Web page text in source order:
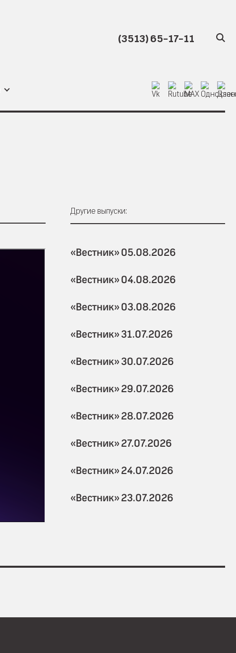
(3513) 65-17-11
Другие выпуски:
«Вестник» 05.08.2026
«Вестник» 04.08.2026
«Вестник» 03.08.2026
«Вестник» 31.07.2026
«Вестник» 30.07.2026
«Вестник» 29.07.2026
«Вестник» 28.07.2026
«Вестник» 27.07.2026
«Вестник» 24.07.2026
«Вестник» 23.07.2026